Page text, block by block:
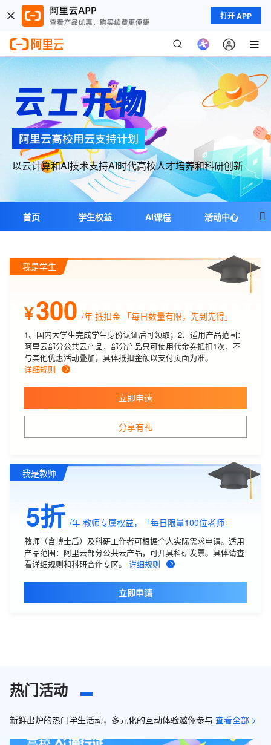
打开 APP
云工开物
以云计算和AI技术支持AI时代高校人才培养和科研创新

首页 学生权益 AI课程 活动中心
我是学生
¥300 /年 抵扣金 「每日数量有限，先到先得」
1、国内大学生完成学生身份认证后可领取；2、适用产品范围：
阿里云部分公共云产品，部分产品只可使用代金券抵扣1次，不
与其他优惠活动叠加，具体抵扣金额以支付页面为准。
详细规则
分享有礼
立即申请
我是教师
5折 /年 教师专属权益，「每日限量100位老师」
教师（含博士后）及科研工作者可根据个人实际需求申请。适用
产品范围：阿里云部分公共云产品，可开具科研发票。具体请查
看详细规则和科研合作专区。
详细规则
立即申请
热门活动
新鲜出炉的热门学生活动，多元化的互动体验邀你参与 查看全部 >